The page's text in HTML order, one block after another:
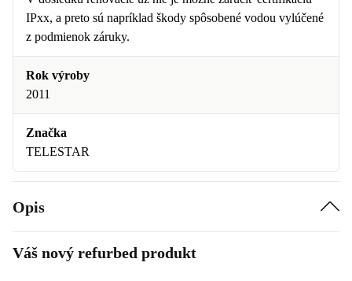
IPxx, a preto sú napríklad škody spôsobené vodou vylúčené
z podmienok záruky.
Rok výroby
2011
Značka
TELESTAR
Opis
Váš nový refurbed produkt